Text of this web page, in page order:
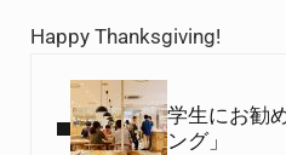
Happy Thanksgiving!
学生にお勧
ング」